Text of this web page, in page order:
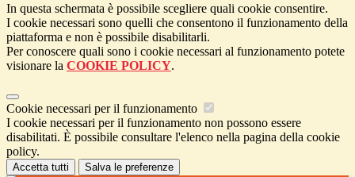
In questa schermata è possibile scegliere quali cookie consentire.
I cookie necessari sono quelli che consentono il funzionamento della
piattaforma e non è possibile disabilitarli.
Per conoscere quali sono i cookie necessari al funzionamento potete
visionare la COOKIE POLICY.
Cookie necessari per il funzionamento
I cookie necessari per il funzionamento non possono essere
disabilitati. È possibile consultare l'elenco nella pagina della cookie
policy.
Accetta tutti Salva le preferenze